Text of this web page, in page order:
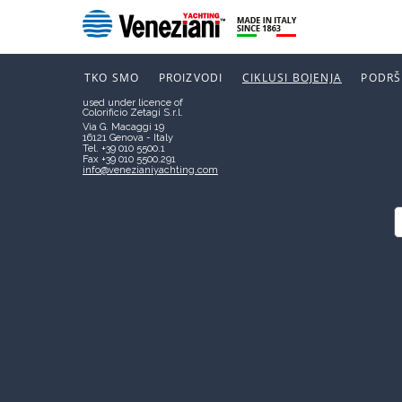
TKO SMO PROIZVODI CIKLUSI BOJENJA
Boero Bartolomeo S.p.A.
Società soggetta a direzione e
P.I. 00267120103
used under licence of
Colorificio Zetagi S.r.l.
Via G. Macaggi 19
16121 Genova - Italy
Tel. +39 010 5500.1
Fax +39 010 5500.291
info@venezianiyachting.com
NOVOSTI